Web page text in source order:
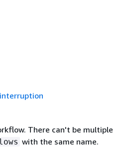
There can't be multiple
with the same name.